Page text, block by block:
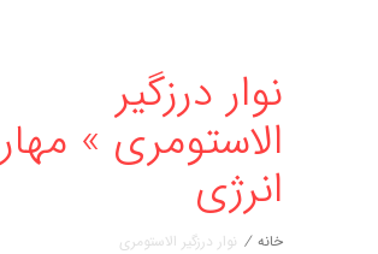
نوار درزگیر
الاستومری » مهار
انرژی
خانه / نوار درزگیر الاستومری